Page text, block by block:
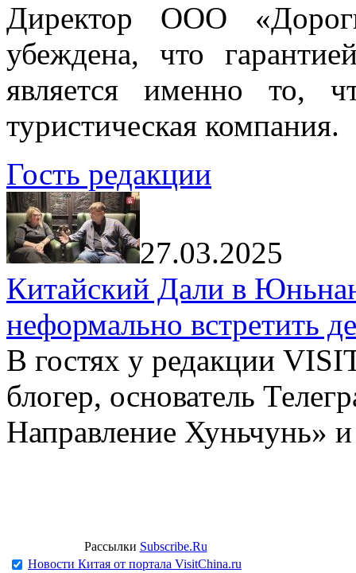
Директор ООО
убеждена, что
является именно то,
туристическая компания.
Гость редакции
27.03.2025
Китайский Дали в
неформально встретить
В гостях у редакции
блогер, основатель
Направление Хуньчунь»
Рассылки Subscribe.Ru
Новости Китая от портала VisitChina.ru